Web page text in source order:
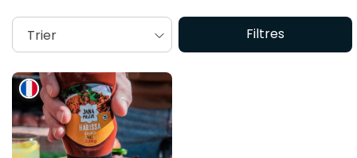
Filtres
Trier